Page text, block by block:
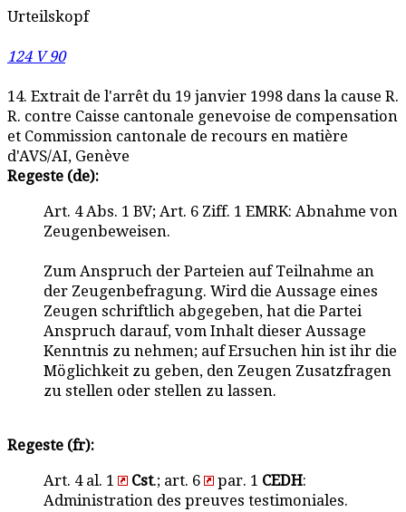
Urteilskopf
124 V 90
14. Extrait de l'arrêt du 19 janvier 1998 dans la cause R.
R. contre Caisse cantonale genevoise de compensation
et Commission cantonale de recours en matière
d'AVS/AI, Genève
Regeste (de):
Art. 4 Abs. 1 BV; Art. 6 Ziff. 1 EMRK: Abnahme von
Zeugenbeweisen.
Zum Anspruch der Parteien auf Teilnahme an
der Zeugenbefragung. Wird die Aussage eines
Zeugen schriftlich abgegeben, hat die Partei
Anspruch darauf, vom Inhalt dieser Aussage
Kenntnis zu nehmen; auf Ersuchen hin ist ihr die
Möglichkeit zu geben, den Zeugen Zusatzfragen
zu stellen oder stellen zu lassen.
Regeste (fr):
Art. 4 al. 1 Cst.; art. 6 par. 1 CEDH:
Administration des preuves testimoniales.